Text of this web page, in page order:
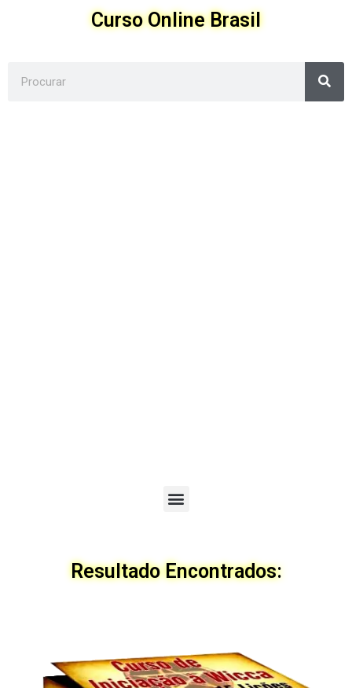
Curso Online Brasil
Menu
Resultado Encontrados: